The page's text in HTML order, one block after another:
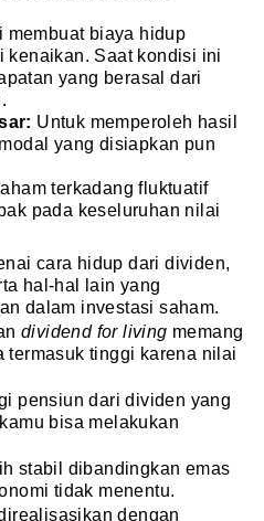
membuat biaya hidup
kenaikan. Saat kondisi ini
yang berasal dari
Untuk memperoleh hasil
yang disiapkan pun
terkadang fluktuatif
pada keseluruhan nilai
cara hidup dari dividen,
hal-hal lain yang
dalam investasi saham.
dividend for living memang
termasuk tinggi karena nilai
pensiun dari dividen yang
bisa melakukan
stabil dibandingkan emas
tidak menentu.
dengan